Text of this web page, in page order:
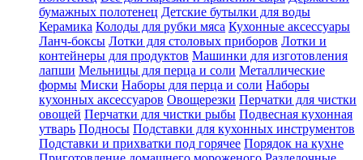
бумажных полотенец Детские бутылки для воды
Керамика Колоды для рубки мяса Кухонные аксессуары
Ланч-боксы Лотки для столовых приборов Лотки и
контейнеры для продуктов Машинки для изготовления
лапши Мельницы для перца и соли Металлические
формы Миски Наборы для перца и соли Наборы
кухонных аксессуаров Овощерезки Перчатки для чистки
овощей Перчатки для чистки рыбы Подвесная кухонная
утварь Подносы Подставки для кухонных инструментов
Подставки и прихватки под горячее Порядок на кухне